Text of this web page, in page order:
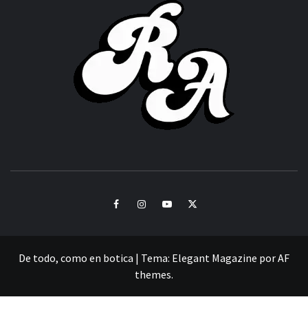
FacebookInstagramYoutubeTwitter
De todo, como en botica | Tema: Elegant Magazine porAF
themes.